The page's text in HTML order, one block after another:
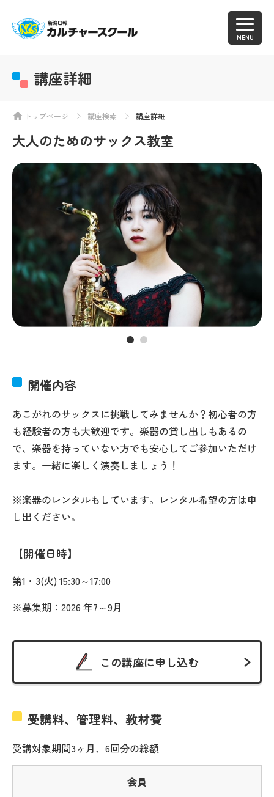
MENU
講座詳細
トップページ 講座検索 講座詳細
大人のためのサックス教室
開催内容
あこがれのサックスに挑戦してみませんか？初心者の方
も経験者の方も大歓迎です。楽器の貸し出しもあるの
で、楽器を持っていない方でも安心してご参加いただけ
ます。一緒に楽しく演奏しましょう！
※楽器のレンタルもしています。レンタル希望の方は申
し出ください。
開催日時
第1・3(火) 15:30～17:00
※募集期：2026 年7～9月
この講座に申し込む
受講料、管理料、教材費
受講対象期間3ヶ月、6回分の総額
会員